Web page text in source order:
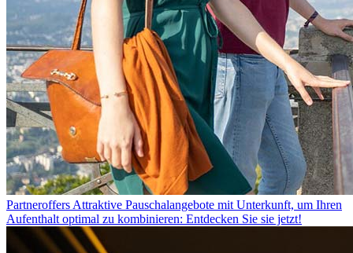
Partneroffers Attraktive Pauschalangebote mit Unterkunft, um Ihren
Aufenthalt optimal zu kombinieren: Entdecken Sie sie jetzt!